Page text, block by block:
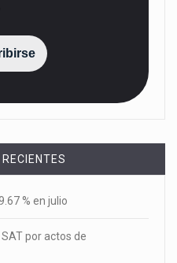
% en julio
por actos de